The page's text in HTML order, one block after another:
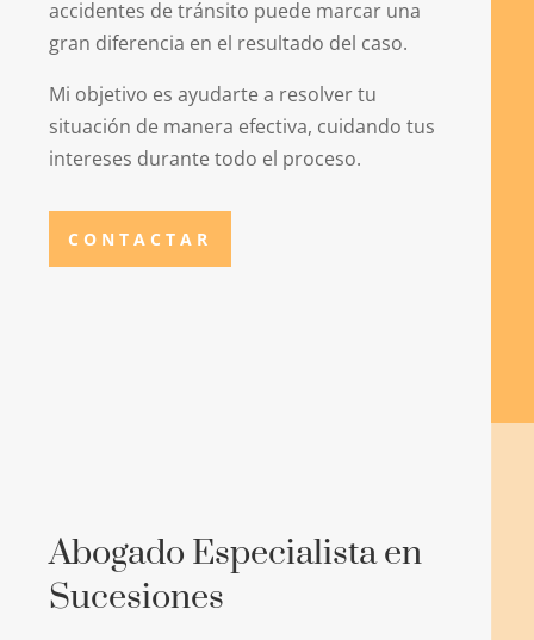
accidentes de tránsito puede marcar una
gran diferencia en el resultado del caso.
Mi objetivo es ayudarte a resolver tu
situación de manera efectiva, cuidando tus
intereses durante todo el proceso.
CONTACTAR
Abogado Especialista en
Sucesiones